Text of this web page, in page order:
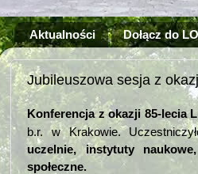
Aktualności Dołącz do
Jubileuszowa sesja z
Konferencjaz okazji 85-lecia
b.r. w Krakowie.
uczelnie, instytuty
społeczne.